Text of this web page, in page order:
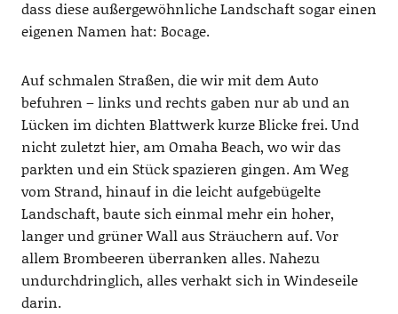
dass diese außergewöhnliche Landschaft sogar einen
eigenen Namen hat: Bocage.
Auf schmalen Straßen, die wir mit dem Auto
befuhren – links und rechts gaben nur ab und an
Lücken im dichten Blattwerk kurze Blicke frei. Und
nicht zuletzt hier, am Omaha Beach, wo wir das
parkten und ein Stück spazieren gingen. Am Weg
vom Strand, hinauf in die leicht aufgebügelte
Landschaft, baute sich einmal mehr ein hoher,
langer und grüner Wall aus Sträuchern auf. Vor
allem Brombeeren überranken alles. Nahezu
undurchdringlich, alles verhakt sich in Windeseile
darin.